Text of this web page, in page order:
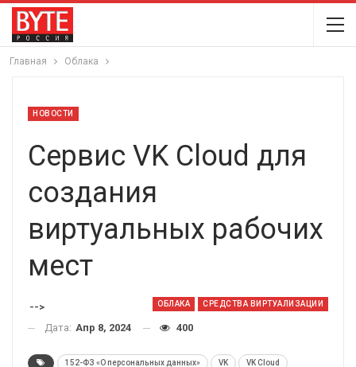
Главная Облака
НОВОСТИ
Сервис VK Cloud для
создания
виртуальных рабочих
мест
ОБЛАКА СРЕДСТВА ВИРТУАЛИЗАЦИИ
-->
Дата: Апр 8, 2024 400
152-ФЗ «О персональных данных» VK VK Cloud